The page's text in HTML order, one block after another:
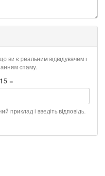
ви є реальним відвідувачем і
спаму.
=
приклад і введіть відповідь.